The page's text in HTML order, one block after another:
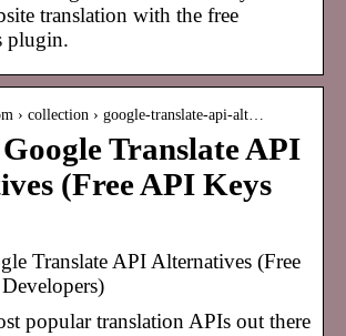
translation with the free
plugin.
› collection › google-translate-api-alt…
Translate API
(Free API Keys
Translate API Alternatives (Free
popular translation APIs out there